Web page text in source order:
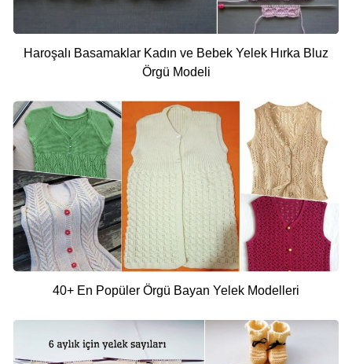
Haroşalı Basamaklar Kadın ve Bebek Yelek Hırka Bluz
Örgü Modeli
40+ En Popüler Örgü Bayan Yelek Modelleri